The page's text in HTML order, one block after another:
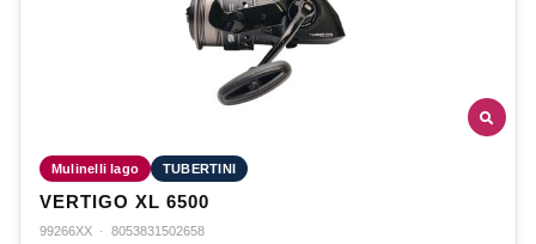
Mulinelli lago TUBERTINI
VERTIGO XL 6500
99266XX · 8053831502658